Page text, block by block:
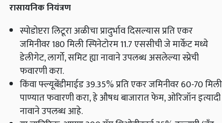
रासायनिकनियंत्रण
स्पोडोप्टरा लिटूरा अळीचा प्रादुर्भाव दिसल्यास प्रति एकर
जमिनीवर 180 मिली स्पिनेटोरम 11.7 एससीची जे मार्केट मध्ये
डेलीगेट, लार्गो, समिट ह्या नावाने उपलब्ध असलेल्या स्प्रेची
फवारणी करा.
किंवा फ्ल्यूबेंडीमाईड 39.35% प्रति एकर जमिनीवर 60-70 मिली
पाण्यात फवारणी करा, हे औषध बाजारात फेम, ओरिजॉन इत्यादी
नावाने उपलब्ध आहे.